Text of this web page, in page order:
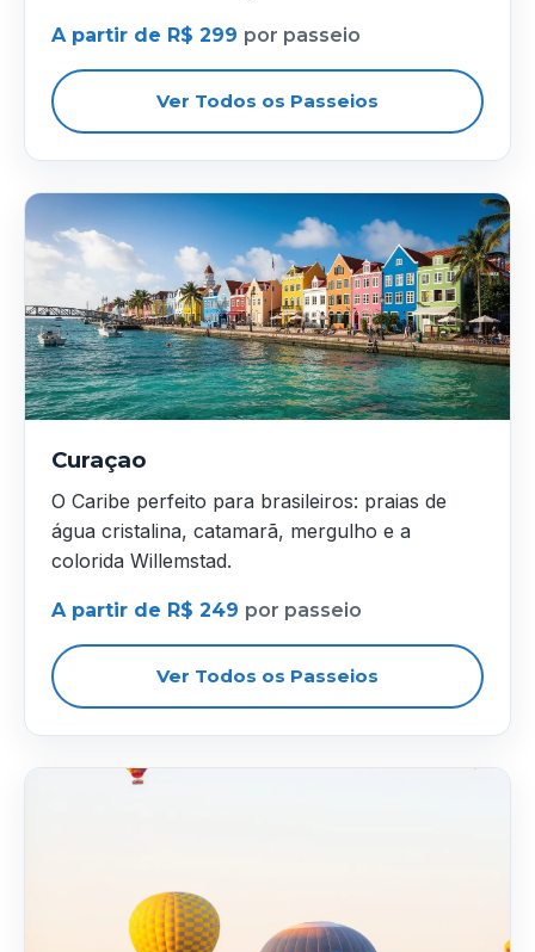
A partir de R$ 299 por passeio
Ver Todos os Passeios
Curaçao
O Caribe perfeito para brasileiros: praias de
água cristalina, catamarã, mergulho e a
colorida Willemstad.
A partir de R$ 249 por passeio
Ver Todos os Passeios